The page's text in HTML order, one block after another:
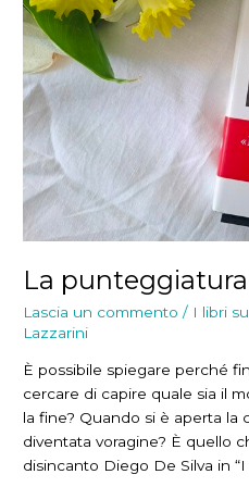
La punteggiatura
Lascia un commento / I libri
Lazzarini
È possibile spiegare perché
cercare di capire quale sia il
la fine? Quando si è aperta la
diventata voragine? È quello
disincanto Diego De Silva in